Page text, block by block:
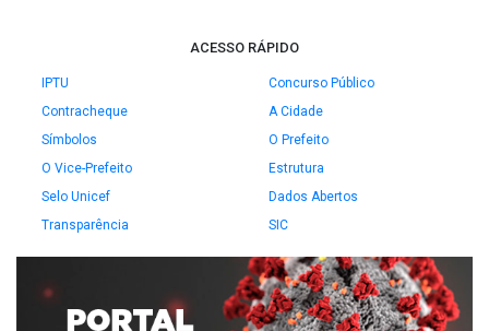
ACESSO RÁPIDO
IPTU
Concurso Público
Contracheque
A Cidade
Símbolos
O Prefeito
O Vice-Prefeito
Estrutura
Selo Unicef
Dados Abertos
Transparência
SIC